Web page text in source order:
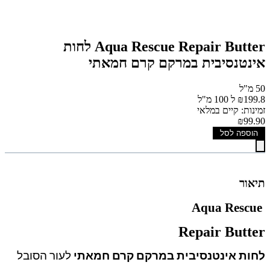
Aqua Rescue Repair Butter לחות
אינטנסיבית במרקם קרם חמאתי
50 מ"ל
₪199.8 ל 100 מ"ל
זמינות: קיים במלאי
₪99.90
הוספה לסל
תיאור
Aqua Rescue
Repair Butter
לחות אינטנסיבית במרקם קרם חמאתי לעור הסובל